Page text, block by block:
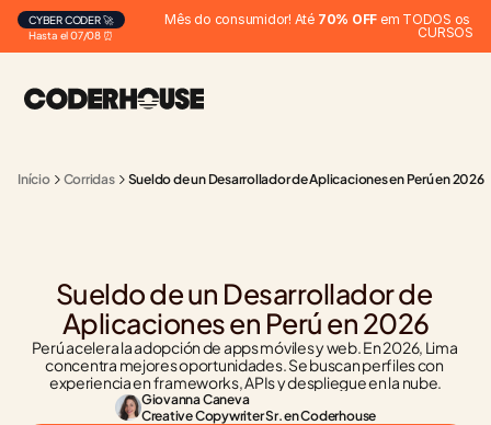
Hasta el 07/08 ⏰
CYBER CODER 🚀 Mês do consumidor! Até 70% OFF em TODOS os
CURSOS
Início Corridas Sueldo de un Desarrollador de Aplicaciones en Perú en 2026
Sueldo de un Desarrollador de
Aplicaciones en Perú en 2026
Perú acelera la adopción de apps móviles y web. En 2026, Lima
concentra mejores oportunidades. Se buscan perfiles con
experiencia en frameworks, APIs y despliegue en la nube.
Giovanna Caneva
Creative Copywriter Sr. en Coderhouse